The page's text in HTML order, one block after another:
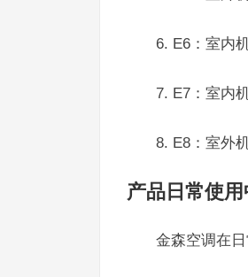
6. E6：室内
7. E7：室内
8. E8：室外
产品日常使
金森空调在